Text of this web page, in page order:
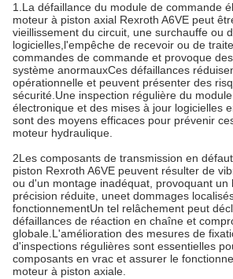
1.La défaillance du module de commande
moteur à piston axial Rexroth A6VE peut
vieillissement du circuit, une surchauffe ou
logicielles,l'empêche de recevoir ou de
commandes de commande et provoque
système anormauxCes défaillances
opérationnelle et peuvent présenter des
sécurité.Une inspection régulière du
électronique et des mises à jour logicielles
sont des moyens efficaces pour prévenir
moteur hydraulique.
2Les composants de transmission en
piston Rexroth A6VE peuvent résulter de
ou d'un montage inadéquat, provoquant un
précision réduite, uneet dommages
fonctionnementUn tel relâchement peut
défaillances de réaction en chaîne et
globale.L'amélioration des mesures de
d'inspections régulières sont essentielles
composants en vrac et assurer le
moteur à piston axiale.